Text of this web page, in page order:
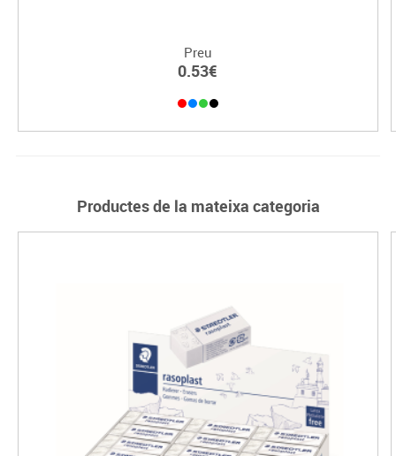
Preu
0.53€
Productes de la mateixa categoria